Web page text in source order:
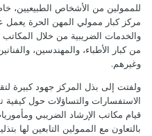
للممولين من الأشخاص الطبيعيين،
مركز كبار ممولي المهن الحرة يعمل
والخدمات الضريبية من خلال المكاتب
من كبار الأطباء، والمهندسين،
وغيرهم.
ولفتت إلى بذل المركز جهود كبيرة
الاستفسارات والتساؤلات حول كيفية
قيام مكاتب الإرشاد الضريبي
بالتعاون مع الممولين التابعين لها